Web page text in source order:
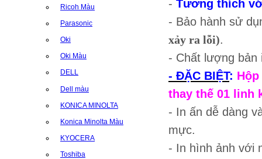
Ricoh Màu
Parasonic
Oki
Oki Màu
DELL
Dell màu
KONICA MINOLTA
Konica Minolta Màu
KYOCERA
Toshiba
- Tương thích
- Bảo hành sử
xảy ra lỗi).
- Chất lượng
- ĐẶC BIỆT:
thay thế 01 linh
- In ấn dễ dàng
mực.
- In hình ảnh với